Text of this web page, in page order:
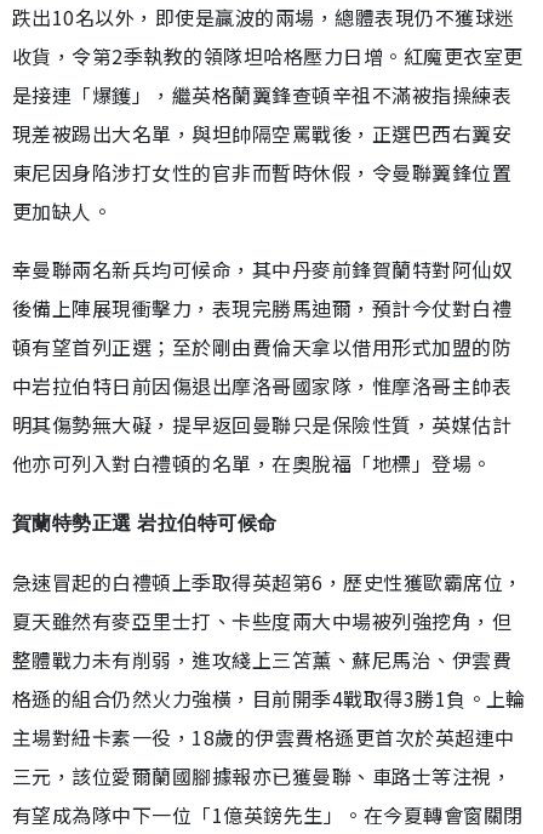
跌出10名以外，即使是贏波的兩場，總體表現仍不獲球迷
收貨，令第2季執教的領隊坦哈格壓力日增。紅魔更衣室更
是接連「爆鑊」，繼英格蘭翼鋒查頓辛祖不滿被指操練表
現差被踢出大名單，與坦帥隔空罵戰後，正選巴西右翼安
東尼因身陷涉打女性的官非而暫時休假，令曼聯翼鋒位置
更加缺人。
幸曼聯兩名新兵均可候命，其中丹麥前鋒賀蘭特對阿仙奴
後備上陣展現衝擊力，表現完勝馬迪爾，預計今仗對白禮
頓有望首列正選；至於剛由費倫天拿以借用形式加盟的防
中岩拉伯特日前因傷退出摩洛哥國家隊，惟摩洛哥主帥表
明其傷勢無大礙，提早返回曼聯只是保險性質，英媒估計
他亦可列入對白禮頓的名單，在奧脫福「地標」登場。
賀蘭特勢正選 岩拉伯特可候命
急速冒起的白禮頓上季取得英超第6，歷史性獲歐霸席位，
夏天雖然有麥亞里士打、卡些度兩大中場被列強挖角，但
整體戰力未有削弱，進攻綫上三笘薰、蘇尼馬治、伊雲費
格遜的組合仍然火力強橫，目前開季4戰取得3勝1負。上輪
主場對紐卡素一役，18歲的伊雲費格遜更首次於英超連中
三元，該位愛爾蘭國腳據報亦已獲曼聯、車路士等注視，
有望成為隊中下一位「1億英鎊先生」。在今夏轉會窗關閉